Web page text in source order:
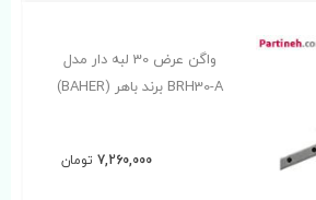
واگن عرض 30 لبه دار مدل
BRH30-A برند باهر (BAHER)
7,260,000 تومان